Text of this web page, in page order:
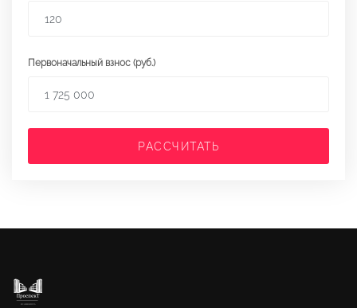
Первоначальный взнос (руб.)
РАССЧИТАТЬ